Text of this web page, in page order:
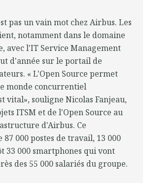
pas un vain mot chez Airbus. Les
notamment dans le domaine
avec l'IT Service Management
d'année sur le portail de
« L'Open Source permet
monde concurrentiel
vital», souligne Nicolas Fanjeau,
ITSM et de l'Open Source au
d'Airbus. Ce
000 postes de travail, 13 000
33 000 smartphones qui vont
des 55 000 salariés du groupe.